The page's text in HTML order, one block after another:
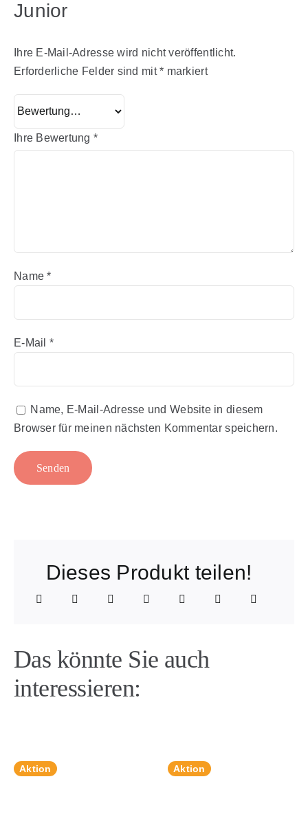
Junior
Ihre E-Mail-Adresse wird nicht veröffentlicht.
Erforderliche Felder sind mit* markiert
Ihre Bewertung*
Name*
E-Mail *
Name, E-Mail-Adresse und Website in diesem
Browser für meinen nächsten Kommentar speichern.
Dieses Produkt teilen!
Das könnte Sie auch
interessieren:
Aktion Aktion